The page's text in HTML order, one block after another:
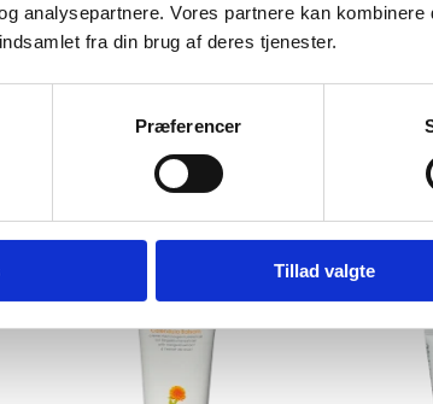
analysepartnere. Vores partnere kan
fra din brug af deres tjenester.
Præferencer
Tillad valgte
Nardos Vera Cura, Sød
293,00DKK
På lager